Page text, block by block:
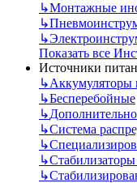
↳Монтажные
↳
↳
Показать все
Источники
↳Аккумуляторы
↳Бесперебойные
↳
↳Система
↳
↳
↳